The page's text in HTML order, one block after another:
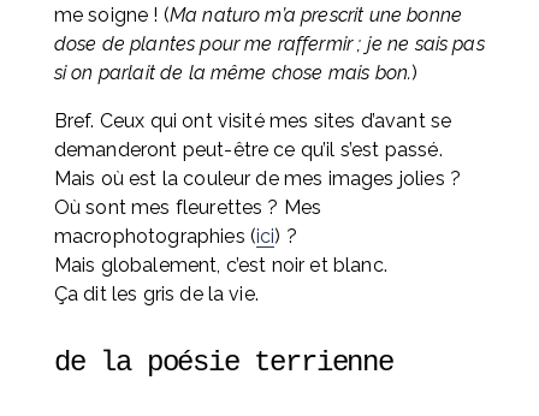
me soigne ! (Ma naturo m’a prescrit une bonne
dose de plantes pour me raffermir ; je ne sais pas
si on parlait de la même chose mais bon.)
Bref. Ceux qui ont visité mes sites d’avant se
demanderont peut-être ce qu’il s’est passé.
Mais où est la couleur de mes images jolies ?
Où sont mes fleurettes ? Mes
macrophotographies (ici) ?
Mais globalement, c’est noir et blanc.
Ça dit les gris de la vie.
de la poésie terrienne